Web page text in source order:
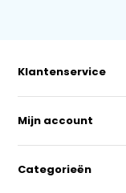
Klantenservice
Mijn account
Categorieën